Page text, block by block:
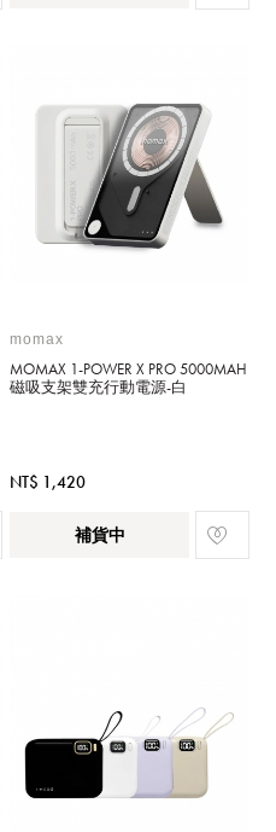
momax
MOMAX 1-POWER X PRO 5000MAH
磁吸支架雙充行動電源-白
NT$ 1,420
補貨中